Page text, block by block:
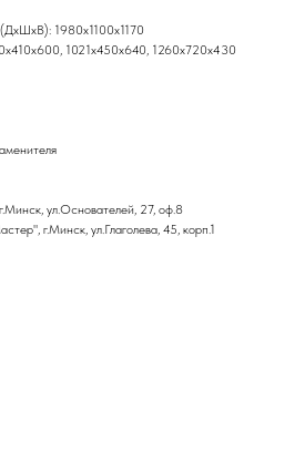
1980х1100х1170
1021х450х640, 1260х720х430
ул.Основателей, 27, оф.8
г.Минск, ул.Глаголева, 45, корп.1